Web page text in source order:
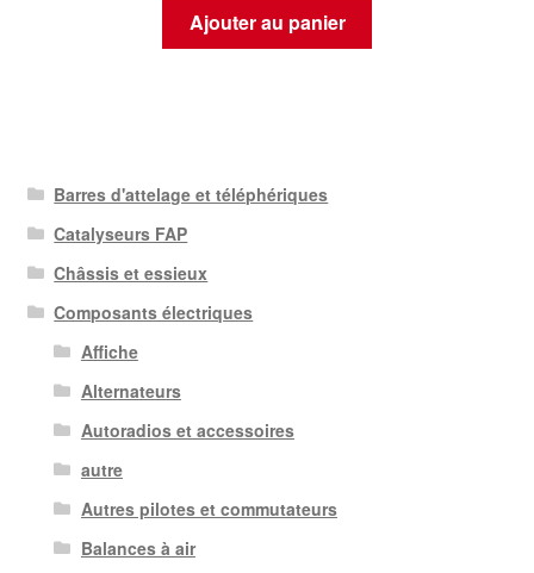
Ajouter au panier
Barres d'attelage et téléphériques
Catalyseurs FAP
Châssis et essieux
Composants électriques
Affiche
Alternateurs
Autoradios et accessoires
autre
Autres pilotes et commutateurs
Balances à air